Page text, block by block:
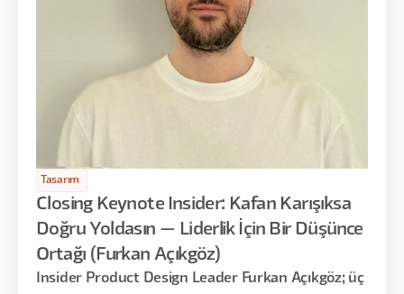
Tasarım
Closing Keynote Insider: Kafan Karışıksa
Doğru Yoldasın — Liderlik İçin Bir Düşünce
Ortağı (Furkan Açıkgöz)
Insider Product Design Leader Furkan Açıkgöz; üç